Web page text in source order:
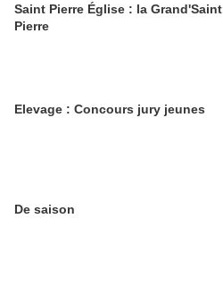
Saint Pierre Église : la Grand'Saint
Pierre
Elevage : Concours jury jeunes
De saison